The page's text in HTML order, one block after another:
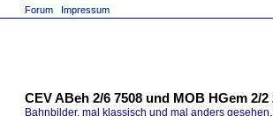
Forum Impressum
CEV ABeh 2/6 7508 und MOB HGem 2/
Bahnbilder, mal klassisch und mal anders gesehen.